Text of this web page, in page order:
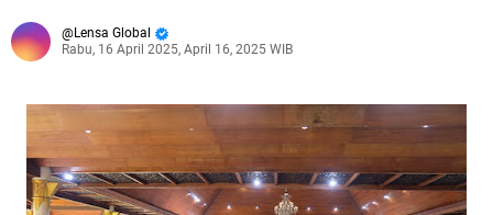
Lensa Global
Rabu, 16 April 2025, April 16, 2025 WIB